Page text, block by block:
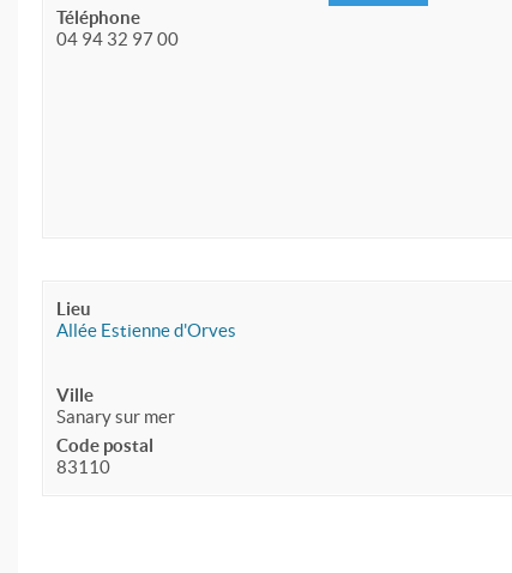
Téléphone
04 94 32 97 00
Lieu
Allée Estienne d'Orves
Ville
Sanary sur mer
Code postal
83110